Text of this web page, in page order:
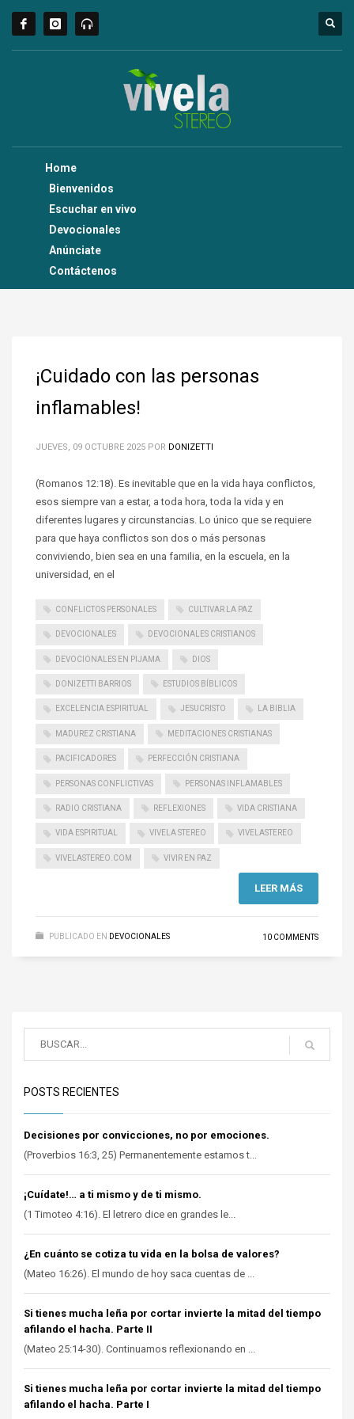
Home
Bienvenidos
Escuchar en vivo
Devocionales
Anúnciate
Contáctenos
¡Cuidado con las personas
inflamables!
JUEVES, 09 OCTUBRE 2025 POR DONIZETTI
(Romanos 12:18). Es inevitable que en la vida haya conflictos,
esos siempre van a estar, a toda hora, toda la vida y en
diferentes lugares y circunstancias. Lo único que se requiere
para que haya conflictos son dos o más personas
conviviendo, bien sea en una familia, en la escuela, en la
universidad, en el
CONFLICTOS PERSONALES CULTIVAR LA PAZ
DEVOCIONALES DEVOCIONALES CRISTIANOS
DEVOCIONALES EN PIJAMA DIOS
DONIZETTI BARRIOS ESTUDIOS BÍBLICOS
EXCELENCIA ESPIRITUAL JESUCRISTO LA BIBLIA
MADUREZ CRISTIANA MEDITACIONES CRISTIANAS
PACIFICADORES PERFECCIÓN CRISTIANA
PERSONAS CONFLICTIVAS PERSONAS INFLAMABLES
RADIO CRISTIANA REFLEXIONES VIDA CRISTIANA
VIDA ESPIRITUAL VIVELA STEREO VIVELASTEREO
VIVELASTEREO.COM VIVIR EN PAZ
LEER MÁS
PUBLICADO EN DEVOCIONALES 10 COMMENTS
POSTS RECIENTES
Decisiones por convicciones, no por emociones.
(Proverbios 16:3, 25) Permanentemente estamos t...
¡Cuídate!… a ti mismo y de ti mismo.
(1 Timoteo 4:16). El letrero dice en grandes le...
¿En cuánto se cotiza tu vida en la bolsa de valores?
(Mateo 16:26). El mundo de hoy saca cuentas de ...
Si tienes mucha leña por cortar invierte la mitad del tiempo
afilando el hacha. Parte II
(Mateo 25:14-30). Continuamos reflexionando en ...
Si tienes mucha leña por cortar invierte la mitad del tiempo
afilando el hacha. Parte I